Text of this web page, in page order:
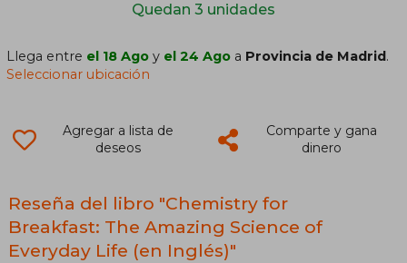
Quedan 3 unidades
Llega entre el 18 Ago y el 24 Ago a Provincia de Madrid.
Seleccionar ubicación
Agregar a lista de
deseos
Comparte y gana
dinero
Reseña del libro "Chemistry for
Breakfast: The Amazing Science of
Everyday Life (en Inglés)"